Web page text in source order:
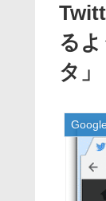
る
タ」